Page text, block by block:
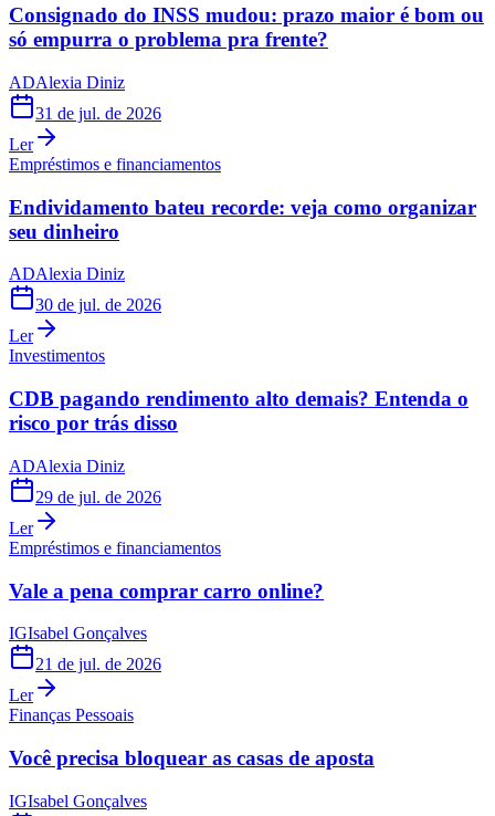
Consignado do INSS mudou: prazo maior é bom ou
só empurra o problema pra frente?
ADAlexia Diniz
31 de jul. de 2026
Ler
Empréstimos e financiamentos
Endividamento bateu recorde: veja como organizar
seu dinheiro
ADAlexia Diniz
30 de jul. de 2026
Ler
Investimentos
CDB pagando rendimento alto demais? Entenda o
risco por trás disso
ADAlexia Diniz
29 de jul. de 2026
Ler
Empréstimos e financiamentos
Vale a pena comprar carro online?
IGIsabel Gonçalves
21 de jul. de 2026
Ler
Finanças Pessoais
Você precisa bloquear as casas de aposta
IGIsabel Gonçalves